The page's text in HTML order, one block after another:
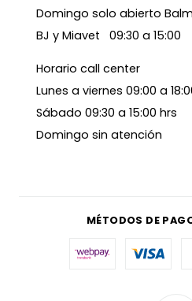
Domingo solo abierto
BJ y Miavet 09:30 a 15:00
Horario call center
Lunes a viernes 09:00 a
Sábado 09:30 a 15:00 hrs
Domingo sin atención
MÉTODOS DE